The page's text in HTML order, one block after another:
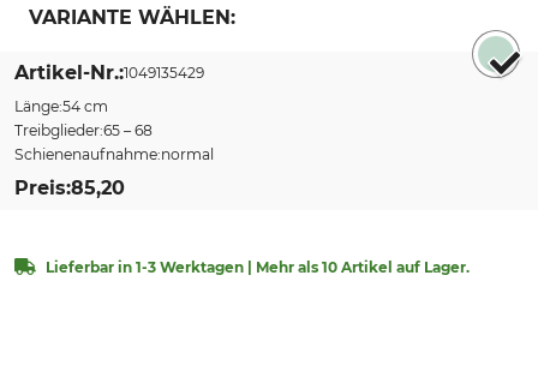
VARIANTE WÄHLEN:
Sort by
Artikel-Nr. 1049135429
Länge 54 cm
Treibglieder 65 – 68
Schienenaufnahme normal
Preis 85,20
Lieferbar in 1-3 Werktagen | Mehr als 10 Artikel auf Lager.